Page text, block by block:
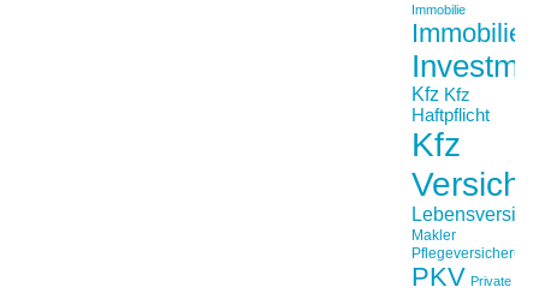
Immobilie
Kfz Kfz
Haftpflicht
Kfz
Makler
Pflegeversicherung
PKV Private